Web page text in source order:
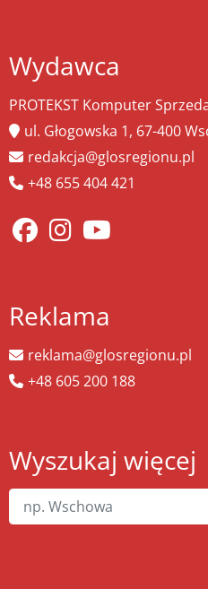
Wydawca
PROTEKST Komputer
ul. Głogowska 1, 67-400
redakcja@glosregionu.pl
+48 655 404 421
Reklama
reklama@glosregionu.pl
+48 605 200 188
Wyszukaj więcej